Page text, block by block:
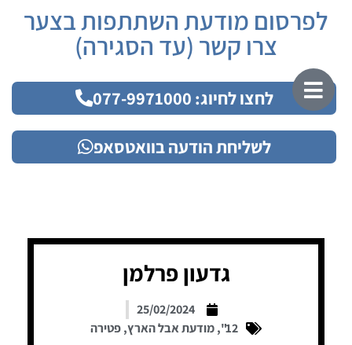
לפרסום מודעת השתתפות בצער
צרו קשר (עד הסגירה)
לחצו לחיוג: 077-9971000
לשליחת הודעה בוואטסאפ
גדעון פרלמן
25/02/2024
12"
,מודעת אבל הארץ,פטירה